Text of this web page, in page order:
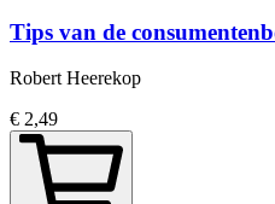
Tips van de
Robert Heerekop
€ 2,49